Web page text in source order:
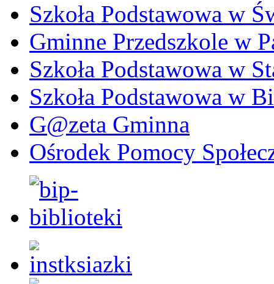
Szkoła Podstawowa w
Gminne Przedszkole w
Szkoła Podstawowa w
Szkoła Podstawowa w
G@zeta Gminna
Ośrodek Pomocy